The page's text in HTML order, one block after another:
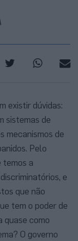
existir dúvidas:
sistemas de
mecanismos de
Pelo
temos a
e
que não
tem o poder de
quase como
O governo